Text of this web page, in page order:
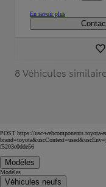
En savoir plus
8 Véhicules
POST https://usc-webcomponents.toyota-
f5203e0dde56
Modèles
Modèles
Véhicules neufs